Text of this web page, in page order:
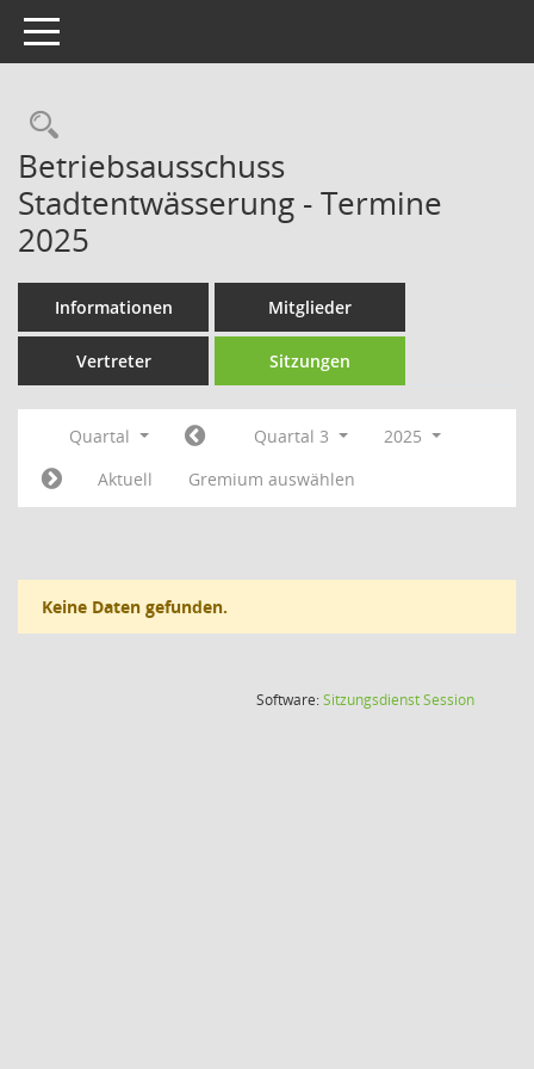
Toggle navigation
Rechercheauswahl
Betriebsausschuss
Stadtentwässerung - Termine
2025
Informationen Mitglieder
Vertreter Sitzungen
Quartal Quartal 3
2025
Aktuell
Gremium auswählen
Keine Daten gefunden.
Software:SitzungsdienstSession(Wird in